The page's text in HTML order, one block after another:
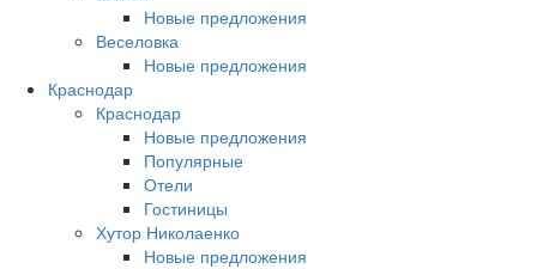
Новые предложения
Веселовка
Новые предложения
Краснодар
Краснодар
Новые предложения
Популярные
Отели
Гостиницы
Хутор Николаенко
Новые предложения